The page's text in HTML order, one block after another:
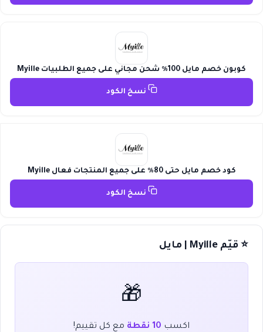
كوبون خصم مايل 100٪ شحن مجاني على جميع الطلبيات Myille
نسخ الكود
كود خصم مايل حتى 80٪ على جميع المنتجات فعال Myille
نسخ الكود
⭐ قيّم Myille | مايل
🎁
اكسب 10 نقطة مع كل تقييم!